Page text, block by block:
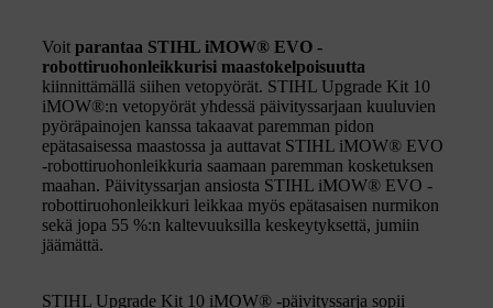
Voit parantaa STIHL iMOW® EVO -
robottiruohonleikkurisi maastokelpoisuutta
kiinnittämällä siihen vetopyörät. STIHL Upgrade Kit 10
iMOW®:n vetopyörät yhdessä päivityssarjaan kuuluvien
pyöräpainojen kanssa takaavat paremman pidon
epätasaisessa maastossa ja auttavat STIHL iMOW® EVO
-robottiruohonleikkuria saamaan paremman kosketuksen
maahan. Päivityssarjan ansiosta STIHL iMOW® EVO -
robottiruohonleikkuri leikkaa myös epätasaisen nurmikon
sekä jopa 55 %:n kaltevuuksilla keskeytyksettä, jumiin
jäämättä.
STIHL Upgrade Kit 10 iMOW® -päivityssarja sopii